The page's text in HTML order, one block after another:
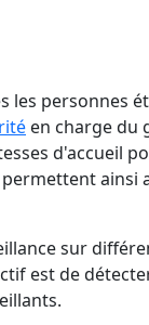
les personnes
en charge du
d'accueil
ainsi
sur
est de